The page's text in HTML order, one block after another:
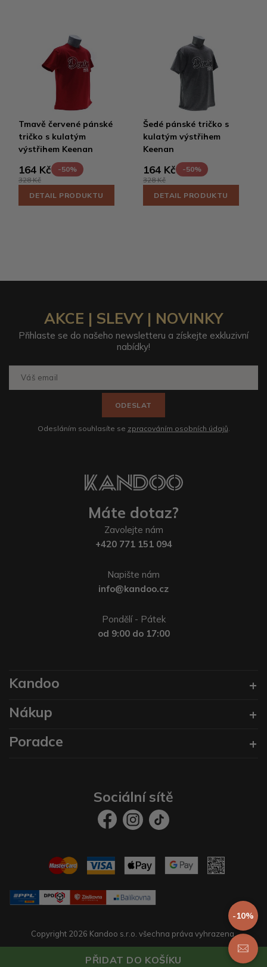
Tmavě červené pánské
tričko s kulatým
výstřihem Keenan
164 Kč
-50%
328 Kč
DETAIL PRODUKTU
Šedé pánské tričko s
kulatým výstřihem
Keenan
164 Kč
-50%
328 Kč
DETAIL PRODUKTU
AKCE | SLEVY | NOVINKY
Přihlaste se do našeho newsletteru a získejte exkluzivní
nabídky!
ODESLAT
Odesláním souhlasíte se zpracováním osobních údajů
-10%
Máte dotaz?
Zavolejte nám
+420 771 151 094
Napište nám
info@kandoo.cz
Pondělí - Pátek
od 9:00 do 17:00
Kandoo
Nákup
Poradce
Sociální sítě
Copyright 2026 Kandoo s.r.o. všechna práva vyhrazena.
prestaservis. eshopy na míru